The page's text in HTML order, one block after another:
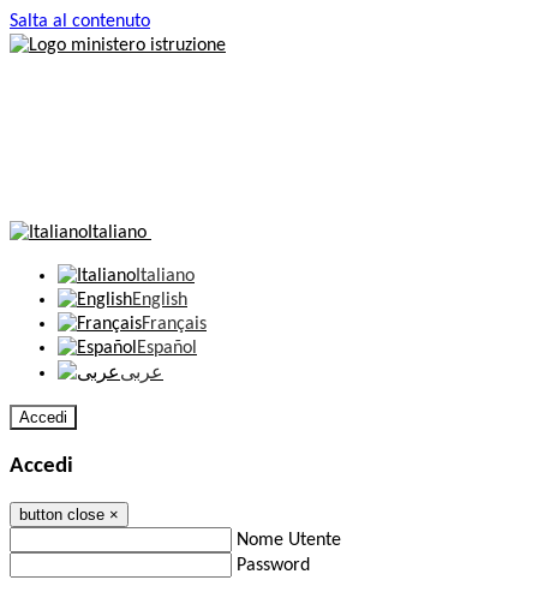
Salta al contenuto
Italiano
Italiano
English
Français
Español
عربى
Accedi
Accedi
button close ×
Nome Utente
Password